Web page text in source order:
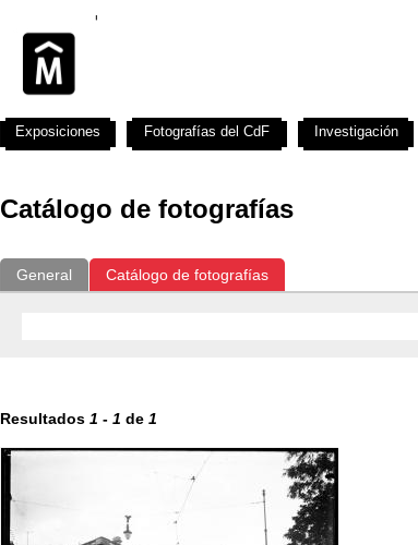
Catálogo de fotografías
General Catálogo de fotografías
Resultados 1 - 1 de 1
Exposiciones Fotografías del CdF Investigación